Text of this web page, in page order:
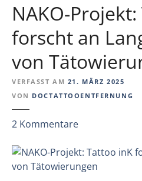
L
i
p
z
i
g
A
A
T
-
S
t
d
e
(
NAKO-
forscht an
von
VERFASST AM 21. MÄRZ 2025
VON DOCTATTOOENTFERNUNG
2 Kommentarez
N
A